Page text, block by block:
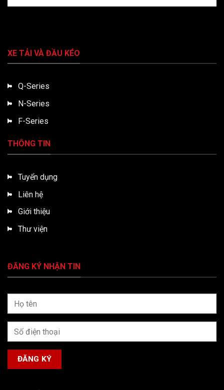
XE TẢI VÀ ĐẦU KÉO
Q-Series
N-Series
F-Series
THÔNG TIN
Tuyển dụng
Liên hệ
Giới thiệu
Thư viện
ĐĂNG KÝ NHẬN TIN